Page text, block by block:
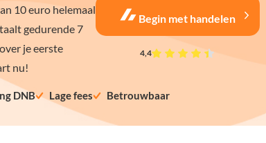
10 euro helemaal
gedurende 7
je eerste
nu!
Begin met handelen
4,4
DNB Lage fees Betrouwbaar